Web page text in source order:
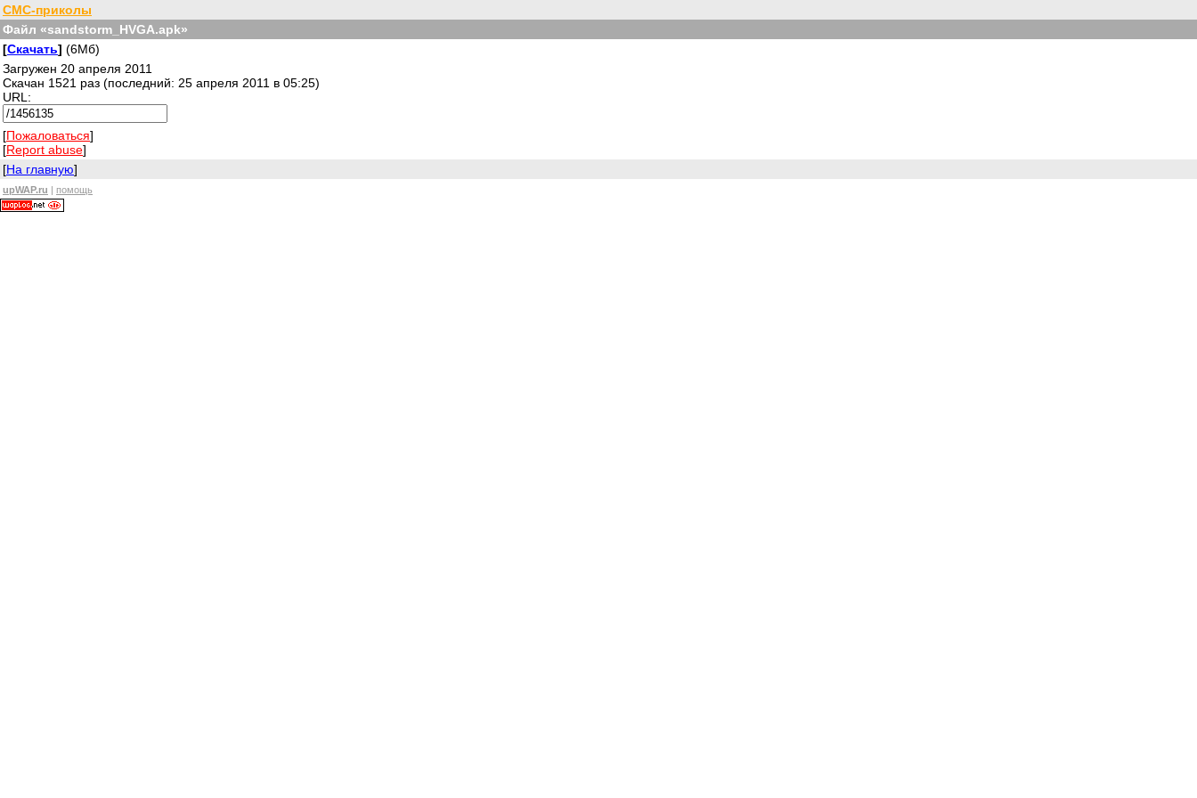
СМС-приколы
Файл «sandstorm_HVGA.apk»
[Скачать] (6Мб)
Загружен 20 апреля 2011
Скачан 1521 раз (последний: 25 апреля 2011 в 05:25)
URL:
[Пожаловаться]
[Report abuse]
[На главную]
upWAP.ru | помощь